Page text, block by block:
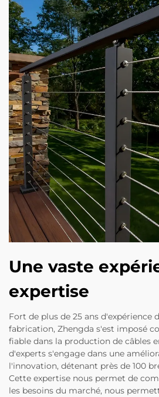
Une vaste
expertise
Fort de plus de 25 ans d'expérience
fabrication, Zhengda s'est imposé
fiable dans la production de câbles
d'experts s'engage dans une
l'innovation, détenant près de 100
Cette expertise nous permet de
les besoins du marché, nous